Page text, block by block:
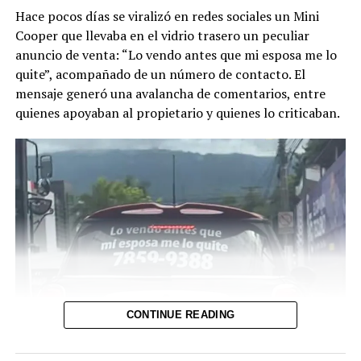
impacto.
Luego del…
pic.twitter.com/UxiVvtMJIG
— PNC El Salvador
(@PNCSV)
August 8,
2026
El motociclista fallecido fue identificado como Manuel
Según las estadísticas del Observatorio Nacional de
Seguridad Vial (Onasevi), entre el 1° de enero y el 7 de
Hace pocos días se viralizó en redes sociales un Mini
Cooper que llevaba en el vidrio trasero un peculiar
anuncio de venta: “Lo vendo antes que mi esposa me lo
quite”, acompañado de un número de contacto. El
mensaje generó una avalancha de comentarios, entre
quienes apoyaban al propietario y quienes lo criticaban.
CONTINUE READING